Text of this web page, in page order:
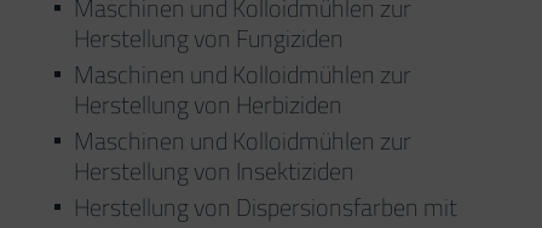
Maschinen und Kolloidmühlen zur
Herstellung von Fungiziden
Maschinen und Kolloidmühlen zur
Herstellung von Herbiziden
Maschinen und Kolloidmühlen zur
Herstellung von Insektiziden
Herstellung von Dispersionsfarben mit